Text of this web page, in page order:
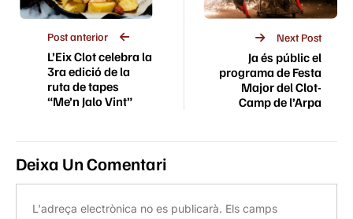
Post anterior
L’Eix Clot celebra la
3ra edició de la
ruta de tapes
“Me’n Jalo Vint”
Next Post
Ja és públic el
programa de Festa
Major del Clot-
Camp de l’Arpa
Deixa Un Comentari
L'adreça electrònica no es publicarà. Els camps